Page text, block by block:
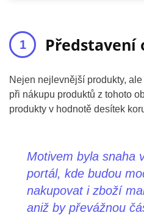
Představení
Nejen nejlevnější produkty,
při nákupu produktů z tohoto
produkty v hodnotě desítek
Motivem byla snaha
portál, kde budou
nakupovat i zboží
aniž by převážnou